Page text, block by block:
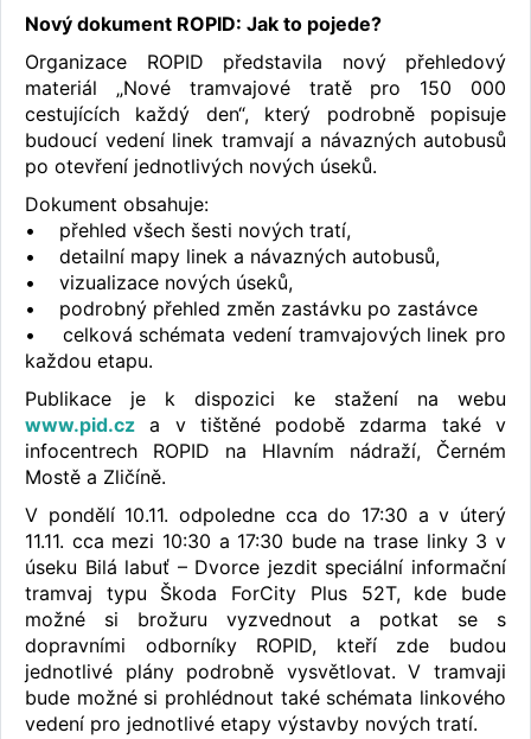
Nový dokument ROPID: Jak to pojede?
Organizace ROPID představila nový přehledový
materiál „Nové tramvajové tratě pro 150 000
cestujících každý den“, který podrobně popisuje
budoucí vedení linek tramvají a návazných autobusů
po otevření jednotlivých nových úseků.
Dokument obsahuje:
• přehled všech šesti nových tratí,
• detailní mapy linek a návazných autobusů,
• vizualizace nových úseků,
• podrobný přehled změn zastávku po zastávce
• celková schémata vedení tramvajových linek pro
každou etapu.
Publikace je k dispozici ke stažení na webu
www.pid.cz a v tištěné podobě zdarma také v
infocentrech ROPID na Hlavním nádraží, Černém
Mostě a Zličíně.
V pondělí 10.11. odpoledne cca do 17:30 a v úterý
11.11. cca mezi 10:30 a 17:30 bude na trase linky 3 v
úseku Bilá labuť – Dvorce jezdit speciální informační
tramvaj typu Škoda ForCity Plus 52T, kde bude
možné si brožuru vyzvednout a potkat se s
dopravními odborníky ROPID, kteří zde budou
jednotlivé plány podrobně vysvětlovat. V tramvaji
bude možné si prohlédnout také schémata linkového
vedení pro jednotlivé etapy výstavby nových tratí.